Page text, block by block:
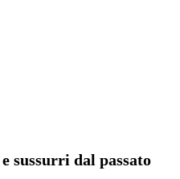
sussurri dal passato